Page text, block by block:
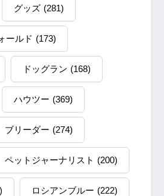
グッズ (281)
ールド (173)
ドッグラン (168)
ハウツー (369)
ブリーダー (274)
ペットジャーナリスト (200)
ロシアンブルー (222)